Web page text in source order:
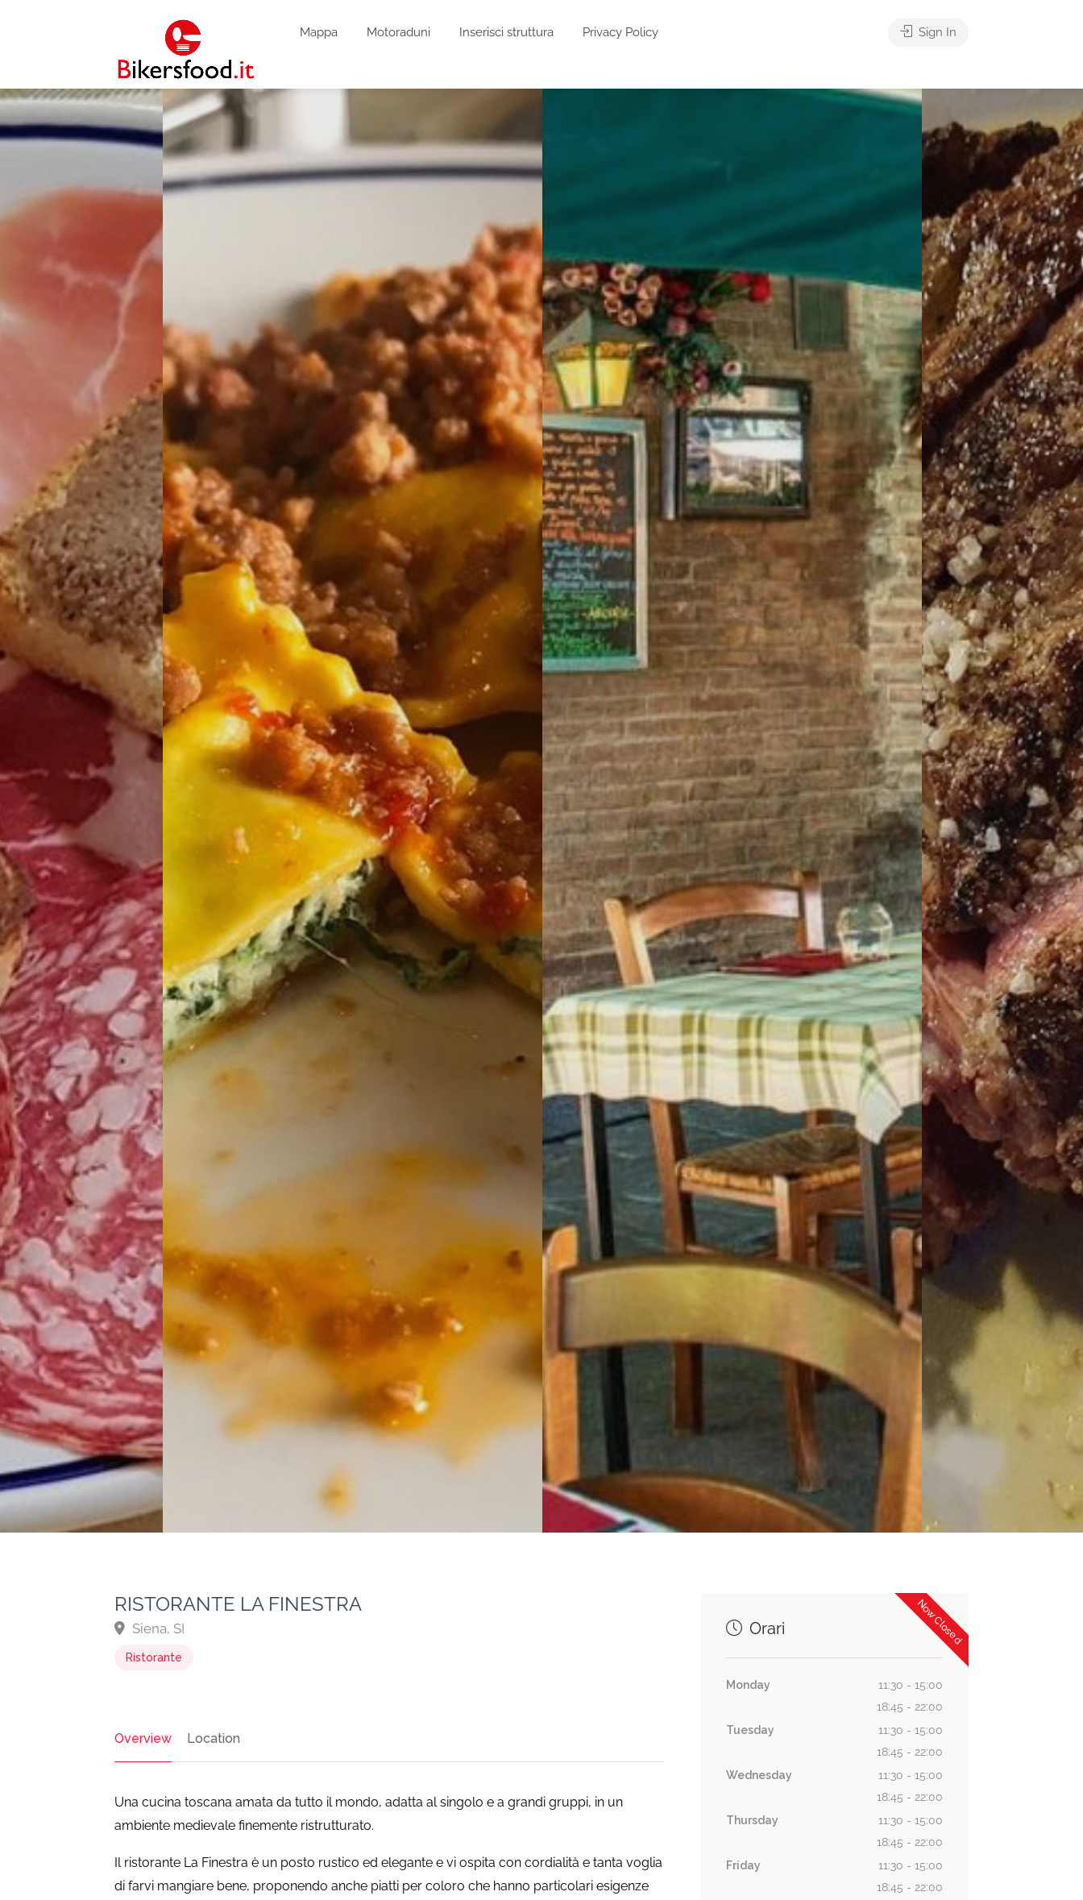
Mappa Motoraduni Inserisci struttura Privacy Policy Sign In
RISTORANTE LA FINESTRA
Siena, SI
Ristorante
Overview Location
Una cucina toscana amata da tutto il mondo, adatta al singolo e a grandi gruppi, in un
ambiente medievale finemente ristrutturato.
Il ristorante La Finestra è un posto rustico ed elegante e vi ospita con cordialità e tanta voglia
di farvi mangiare bene, proponendo anche piatti per coloro che hanno particolari esigenze
Now Closed
Orari
Monday
11:30 - 15:00
18:45 - 22:00
Tuesday
11:30 - 15:00
18:45 - 22:00
Wednesday
11:30 - 15:00
18:45 - 22:00
Thursday
11:30 - 15:00
18:45 - 22:00
Friday
11:30 - 15:00
18:45 - 22:00